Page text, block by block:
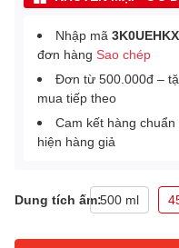
Nhập mã
đơn hàng Sao chép
Đơn từ 500.000đ –
mua tiếp theo
Cam kết hàng
hiện hàng giả
Dung tích ấm:500 ml